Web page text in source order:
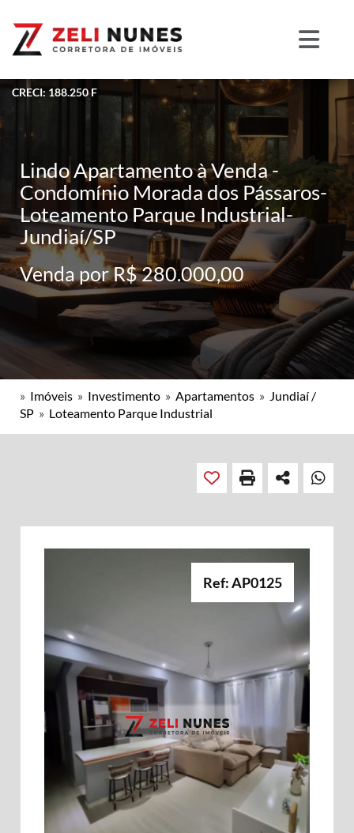
CRECI: 188.250 F
Lindo Apartamento à Venda -
Condomínio Morada dos Pássaros-
Loteamento Parque Industrial-
Jundiaí/SP
Venda por R$ 280.000,00
» Imóveis » Investimento » Apartamentos » Jundiaí /
SP » Loteamento Parque Industrial
Ref: AP0125